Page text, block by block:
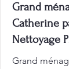
Grand
Catherine
Nettoyage
Grand